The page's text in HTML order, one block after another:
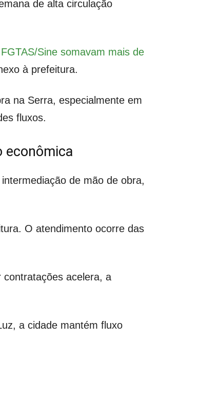
de alta circulação
Sine somavam mais de
à prefeitura.
na Serra, especialmente em
fluxos.
econômica
de mão de obra,
O atendimento ocorre das
acelera, a
a cidade mantém fluxo